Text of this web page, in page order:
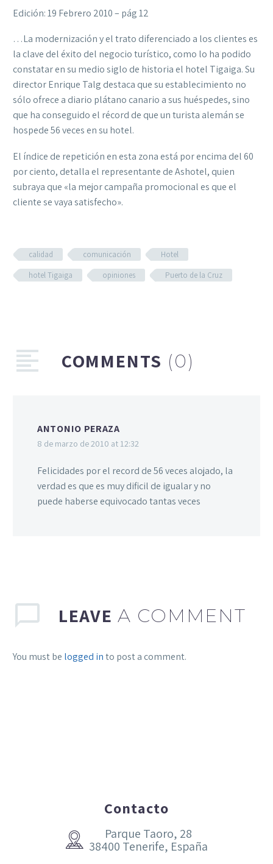
Edición: 19 Febrero 2010 – pág 12
…La modernización y el trato diferenciado a los clientes es
la clave del éxito del negocio turístico, como lo ha podido
constatar en su medio siglo de historia el hotel Tigaiga.Su
director Enrique Talg destaca que su establecimiento no
sólo ofrece a diario plátano canario a sus huéspedes, sino
que ha conseguido el récord de que un turista alemán se
hospede 56 veces en su hotel.
El índice de repetición en esta zona está por encima del 60
por ciento, detalla el representante de Ashotel, quien
subraya que «la mejor campaña promocional es que el
cliente se vaya satisfecho».
calidad comunicación
Hotel
hotel Tigaiga
opiniones Puerto de la Cruz
COMMENTS (0)
ANTONIO PERAZA
8 de marzo de 2010 at 12:32
Felicidades por el record de 56 veces alojado, la
verdad es que es muy dificil de igualar y no
puede haberse equivocado tantas veces
LEAVE A COMMENT
You must be logged into post a comment.
Contacto


Parque Taoro, 28
38400 Tenerife, España